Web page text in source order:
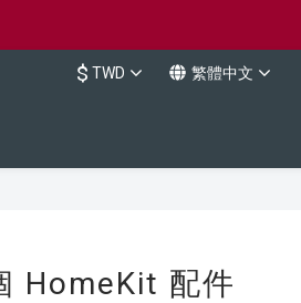
$ TWD 繁體中文
HomeKit 配件